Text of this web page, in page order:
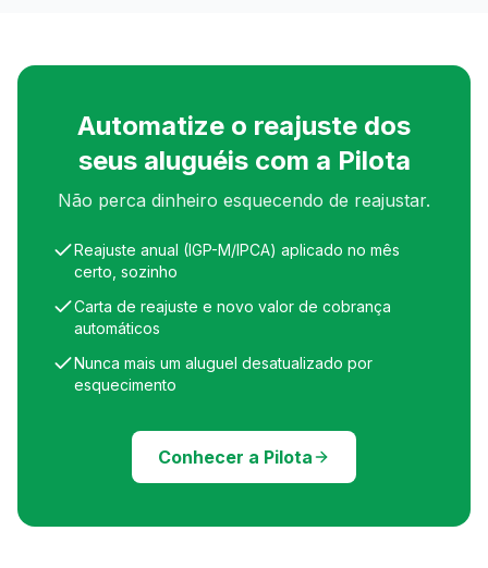
Automatize o reajuste dos
seus aluguéis com a Pilota
Não perca dinheiro esquecendo de reajustar.
Reajuste anual (IGP-M/IPCA) aplicado no mês
certo, sozinho
Carta de reajuste e novo valor de cobrança
automáticos
Nunca mais um aluguel desatualizado por
esquecimento
Conhecer a Pilota